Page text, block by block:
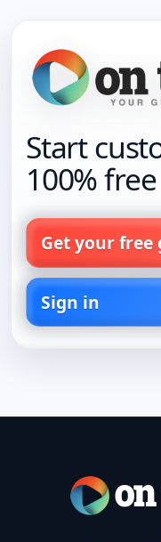
Start
100%
Get your free
Sign in